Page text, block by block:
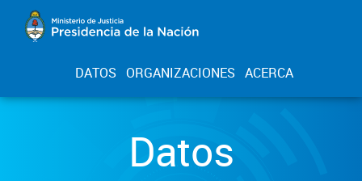
DATOS ORGANIZACIONES ACERCA
Datos